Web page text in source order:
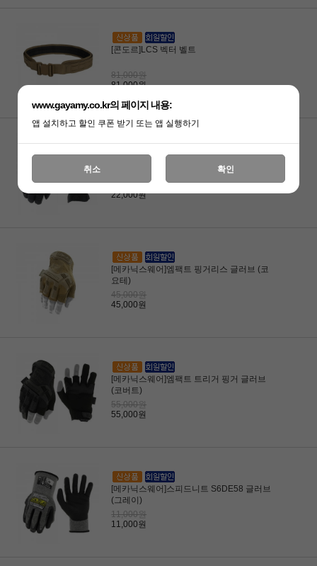
[콘도르]LCS 벡터 벨트
81,000원
81,000원
[메카닉스웨어]파워 클러치 유틸리티 글러
22,000원
22,000원
[메카닉스웨어]엠팩트 핑거리스 글러브 (코
요테)
45,000원
45,000원
[메카닉스웨어]엠팩트 트리거 핑거 글러브
(코버트)
55,000원
55,000원
[메카닉스웨어]스피드니트 S6DE58 글러브
(그레이)
11,000원
11,000원
www.gayamy.co.kr의 페이지 내용:
앱 설치하고 할인 쿠폰 받기 또는 앱 실행하기
취소 확인